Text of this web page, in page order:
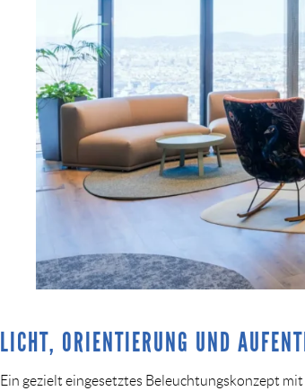
LICHT, ORIENTIERUNG UND
Ein gezielt eingesetztes Beleuchtungskonzept